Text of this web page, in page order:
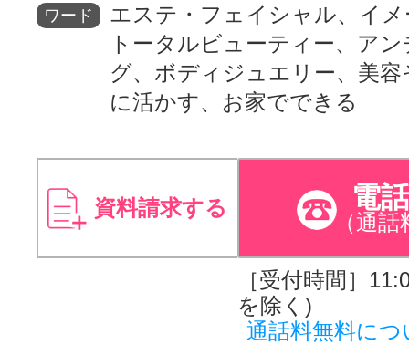
ワード
エステ・フェイシャル、イ
トータルビューティー、ア
グ、ボディジュエリー、美容
に活かす、お家でできる
資料請求する 電
（通話
［受付時間］
を除く)
通話料無料につ